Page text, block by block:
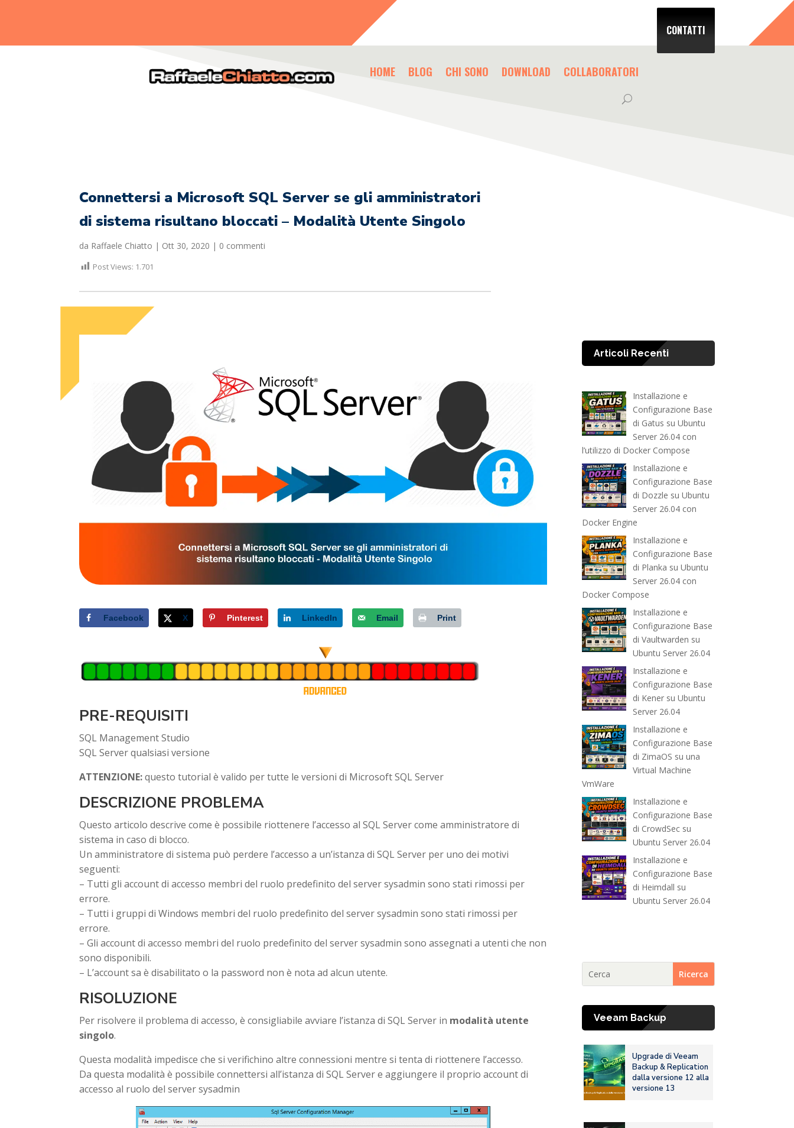
HOME BLOG CHI SONO DOWNLOAD COLLABORATORI
CONTATTI
Connettersi a Microsoft SQL Server se gli amministratori
di sistema risultano bloccati – Modalità Utente Singolo
da Raffaele Chiatto | Ott 30, 2020 | 0 commenti
Post Views: 1.701
Facebook X Pinterest LinkedIn Email Print
PRE-REQUISITI
SQL Management Studio
SQL Server qualsiasi versione
ATTENZIONE:questo tutorial è valido per tutte le versioni di Microsoft SQL Server
DESCRIZIONE PROBLEMA
Questo articolo descrive come è possibile riottenere l’accesso al SQL Server come amministratore di
sistema in caso di blocco.
Un amministratore di sistema può perdere l’accesso a un’istanza di SQL Server per uno dei motivi
seguenti:
– Tutti gli account di accesso membri del ruolo predefinito del server sysadmin sono stati rimossi per
errore.
– Tutti i gruppi di Windows membri del ruolo predefinito del server sysadmin sono stati rimossi per
errore.
– Gli account di accesso membri del ruolo predefinito del server sysadmin sono assegnati a utenti che non
sono disponibili.
– L’account sa è disabilitato o la password non è nota ad alcun utente.
RISOLUZIONE
Per risolvere il problema di accesso, è consigliabile avviare l’istanza di SQL Server in modalità utente
singolo.
Questa modalità impedisce che si verifichino altre connessioni mentre si tenta di riottenere l’accesso.
Da questa modalità è possibile connettersi all’istanza di SQL Server e aggiungere il proprio account di
accesso al ruolo del server sysadmin
Articoli Recenti
Installazione e
Configurazione Base
di Gatus su Ubuntu
Server 26.04 con
l’utilizzo di Docker Compose
Installazione e
Configurazione Base
di Dozzle su Ubuntu
Server 26.04 con
Docker Engine
Installazione e
Configurazione Base
di Planka su Ubuntu
Server 26.04 con
Docker Compose
Installazione e
Configurazione Base
di Vaultwarden su
Ubuntu Server 26.04
Installazione e
Configurazione Base
di Kener su Ubuntu
Server 26.04
Installazione e
Configurazione Base
di ZimaOS su una
Virtual Machine
VmWare
Installazione e
Configurazione Base
di CrowdSec su
Ubuntu Server 26.04
Installazione e
Configurazione Base
di Heimdall su
Ubuntu Server 26.04
Veeam Backup
Upgrade di Veeam
Backup & Replication
dalla versione 12 alla
versione 13